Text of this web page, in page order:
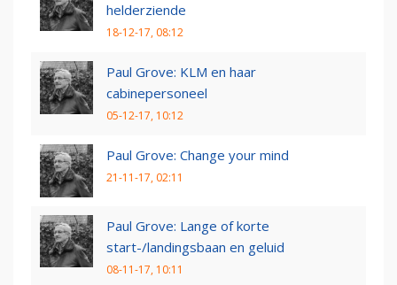
helderziende
18-12-17, 08:12
Paul Grove: KLM en haar
cabinepersoneel
05-12-17, 10:12
Paul Grove: Change your mind
21-11-17, 02:11
Paul Grove: Lange of korte
start-/landingsbaan en geluid
08-11-17, 10:11